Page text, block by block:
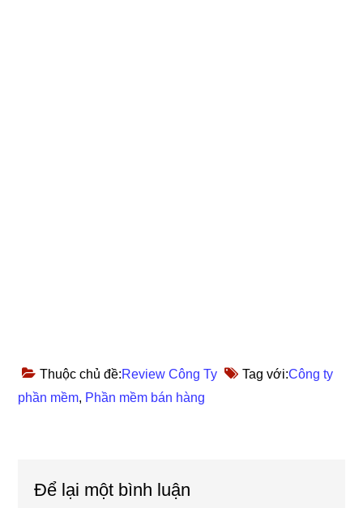
Thuộc chủ đề:Review Công Ty Tag với:Công ty
phần mềm, Phần mềm bán hàng
Interactions
Để lại một bình luận